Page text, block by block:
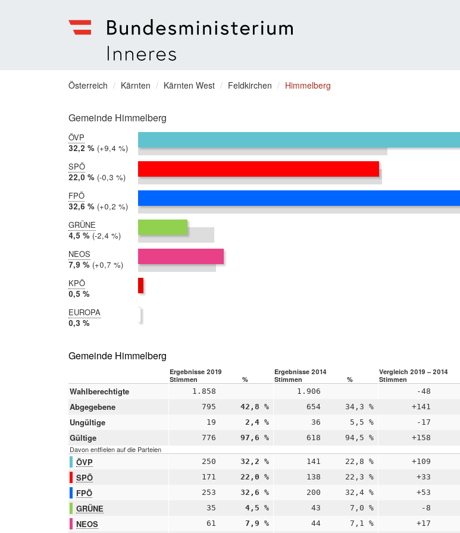
für
Inneres
Sie
sich
hier:
Österreich Kärnten Kärnten West Feldkirchen Himmelberg
Gemeinde Himmelberg
ÖVP
2019:
32,2 %
2014:
22,8 %
Differenz:
+9,4 %
SPÖ
2019:
22,0 %
2014:
22,3 %
Differenz:
-0,3 %
FPÖ
2019:
32,6 %
2014:
32,4 %
Differenz:
+0,2 %
GRÜNE
2019:
4,5 %
2014:
7,0 %
Differenz:
-2,4 %
NEOS
2019:
7,9 %
2014:
7,1 %
Differenz:
+0,7 %
KPÖ
2019:
0,5 %
nicht
teilgenommen
EUROPA
2019:
0,3 %
teilgenommen
Gemeinde Himmelberg
Ergebnisse 2019 Ergebnisse 2014
Vergleich 2019 – 2014
Stimmen
% Stimmen % Stimmen
Wahlberechtigte 1.858 1.906 -48
Abgegebene 795 42,8 % 654 34,3 % +141
Ungültige 19 2,4 % 36 5,5 % -17
Gültige 776 97,6 % 618 94,5 % +158
Davon entfielen auf die Parteien
ÖVP 250 32,2 % 141 22,8 % +109
SPÖ 171 22,0 % 138 22,3 % +33
FPÖ 253 32,6 % 200 32,4 % +53
GRÜNE 35 4,5 % 43 7,0 % -8
NEOS 61 7,9 % 44 7,1 % +17